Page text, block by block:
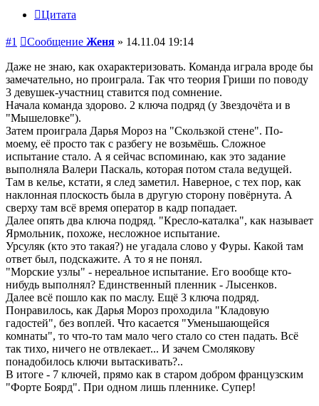
Цитата
#1 Сообщение Женя » 14.11.04 19:14
Даже не знаю, как охарактеризовать. Команда играла вроде бы
замечательно, но проиграла. Так что теория Гриши по поводу
3 девушек-участниц ставится под сомнение.
Начала команда здорово. 2 ключа подряд (у Звездочёта и в
"Мышеловке").
Затем проиграла Дарья Мороз на "Скользкой стене". По-
моему, её просто так с разбегу не возьмёшь. Сложное
испытание стало. А я сейчас вспоминаю, как это задание
выполняла Валери Паскаль, которая потом стала ведущей.
Там в келье, кстати, я след заметил. Наверное, с тех пор, как
наклонная плоскость была в другую сторону повёрнута. А
сверху там всё время оператор в кадр попадает.
Далее опять два ключа подряд. "Кресло-каталка", как называет
Ярмольник, похоже, несложное испытание.
Урсуляк (кто это такая?) не угадала слово у Фуры. Какой там
ответ был, подскажите. А то я не понял.
"Морские узлы" - нереальное испытание. Его вообще кто-
нибудь выполнял? Единственный пленник - Лысенков.
Далее всё пошло как по маслу. Ещё 3 ключа подряд.
Понравилось, как Дарья Мороз проходила "Кладовую
гадостей", без воплей. Что касается "Уменьшающейся
комнаты", то что-то там мало чего стало со стен падать. Всё
так тихо, ничего не отвлекает... И зачем Смолякову
понадобилось ключи вытаскивать?..
В итоге - 7 ключей, прямо как в старом добром французским
"Форте Боярд". При одном лишь пленнике. Супер!